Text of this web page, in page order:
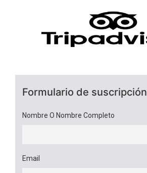
Formulario de suscripción
Nombre O Nombre Completo
Email